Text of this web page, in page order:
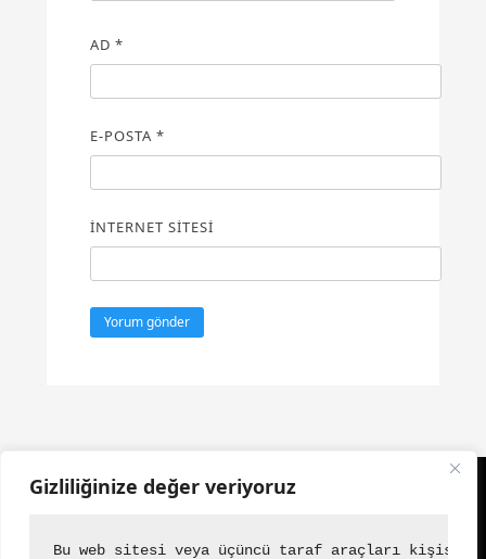
Gizliliğinize değer veriyoruz
Bu web sitesi veya üçüncü taraf araçları
AD *
E-POSTA *
İNTERNET SITESI
Emirname